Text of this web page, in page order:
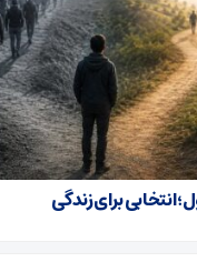
انتخابی برای زندگی